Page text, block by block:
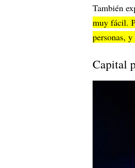
También
muy fácil.
personas,
Capital